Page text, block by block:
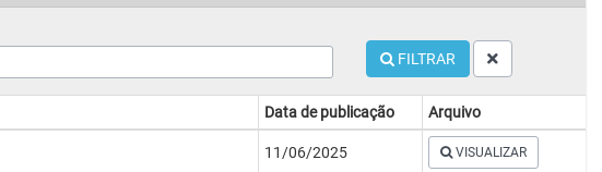
FILTRAR
Data de publicação Arquivo
11/06/2025 VISUALIZAR